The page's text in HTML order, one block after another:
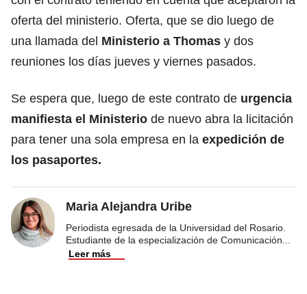
oferta del ministerio. Oferta, que se dio luego de
una llamada del Ministerio a Thomas y dos
reuniones los días jueves y viernes pasados.
Se espera que, luego de este contrato de urgencia
manifiesta el Ministerio de nuevo abra la licitación
para tener una sola empresa en la expedición de
los pasaportes.
Maria Alejandra Uribe
Periodista egresada de la Universidad del Rosario.
Estudiante de la especialización de Comunicación
Leer más